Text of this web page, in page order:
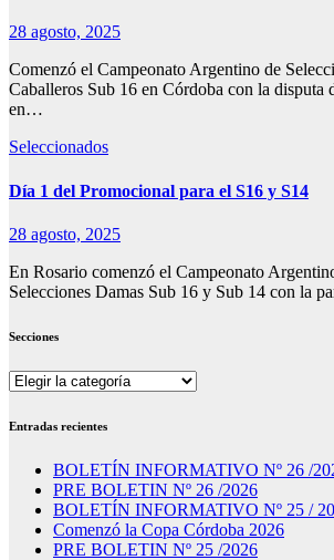
28 agosto, 2025
Comenzó el Campeonato Argentino de
Caballeros Sub 16 en Córdoba con la disputa
en…
Seleccionados
Día 1 del Promocional para el S16 y S14
28 agosto, 2025
En Rosario comenzó el Campeonato
Selecciones Damas Sub 16 y Sub 14 con la
Secciones
Secciones
Entradas recientes
BOLETÍN INFORMATIVO Nº 26 /
PRE BOLETIN Nº 26 /2026
BOLETÍN INFORMATIVO Nº 25 /
Comenzó la Copa Córdoba 2026
PRE BOLETIN Nº 25 /2026